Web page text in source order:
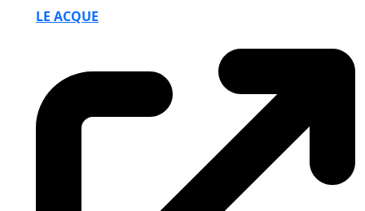
LE ACQUE